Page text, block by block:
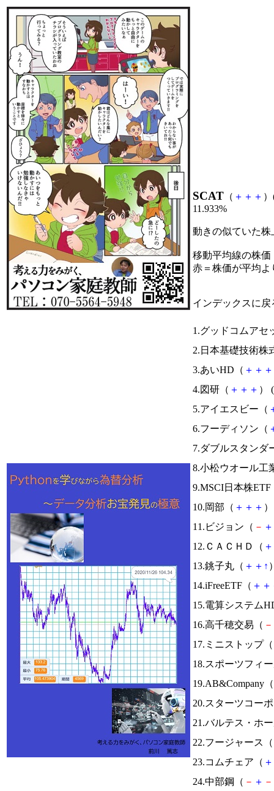
SCAT （ ＋ ＋ ＋
11.933%
動きの似ていた
移動平均線の株価
赤＝株価が平均
インデックスに戻
1.グッドコムアセ
2.日本基礎技術株
3.あいHD（ ＋ ＋ ＋
4.図研（ ＋ ＋ ＋ ） (
5.アイエスビー（
6.フーディソン（
7.ダブルスタンダ
8.小松ウオール工
9.MSCI日本株ETF
10.岡部（ ＋ ＋ ＋
11.ビジョン（ － ＋
12.ＣＡＣＨＤ（ ＋
13.銚子丸（ ＋ ＋ ↑
14.iFreeETF（ ＋ ＋
15.電算システム
16.高千穂交易（ －
17.ミニストップ（
18.スポーツフィ
19.AB&Company（
20.スターツコー
21.バルテス・ホ
22.フージャース（
23.コムチェア（ ＋
24.中部鋼（ － ＋ －